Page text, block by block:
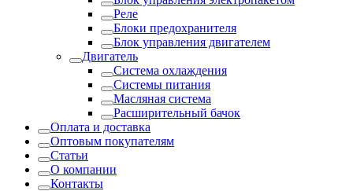
Реле
Блоки предохранителя
Блок управления двигателем
Двигатель
Система охлаждения
Системы питания
Масляная система
Расширительный бачок
Оплата и доставка
Оптовым покупателям
Статьи
О компании
Контакты